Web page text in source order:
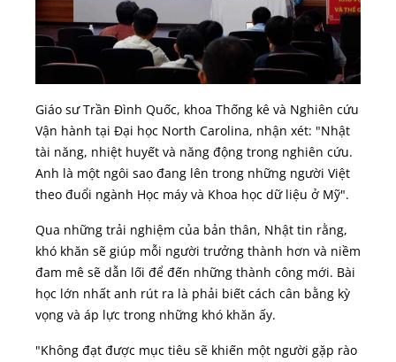
Giáo sư Trần Đình Quốc, khoa Thống kê và Nghiên cứu
Vận hành tại Đại học North Carolina, nhận xét: "Nhật
tài năng, nhiệt huyết và năng động trong nghiên cứu.
Anh là một ngôi sao đang lên trong những người Việt
theo đuổi ngành Học máy và Khoa học dữ liệu ở Mỹ".
Qua những trải nghiệm của bản thân, Nhật tin rằng,
khó khăn sẽ giúp mỗi người trưởng thành hơn và niềm
đam mê sẽ dẫn lối để đến những thành công mới. Bài
học lớn nhất anh rút ra là phải biết cách cân bằng kỳ
vọng và áp lực trong những khó khăn ấy.
"Không đạt được mục tiêu sẽ khiến một người gặp rào